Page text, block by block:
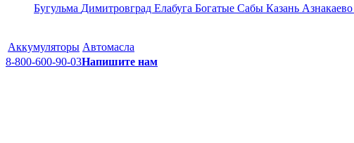
Бугульма Димитровград Елабуга Богатые Сабы Казань Азнакаево
Аккумуляторы Автомасла
8-800-600-90-03Напишите нам